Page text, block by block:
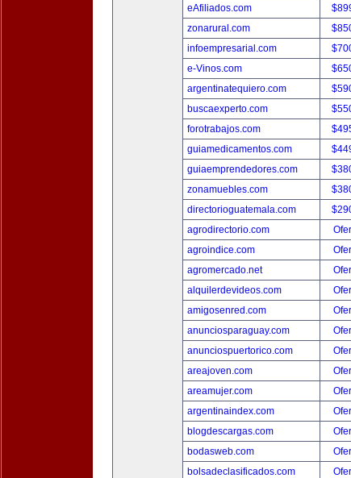
eAfiliados.com
zonarural.com
infoempresarial.com
e-Vinos.com
argentinatequiero.com
buscaexperto.com
forotrabajos.com
guiamedicamentos.com
guiaemprendedores.com
zonamuebles.com
directorioguatemala.com
agrodirectorio.com
agroindice.com
agromercado.net
alquilerdevideos.com
amigosenred.com
anunciosparaguay.com
anunciospuertorico.com
areajoven.com
areamujer.com
argentinaindex.com
blogdescargas.com
bodasweb.com
bolsadeclasificados.com